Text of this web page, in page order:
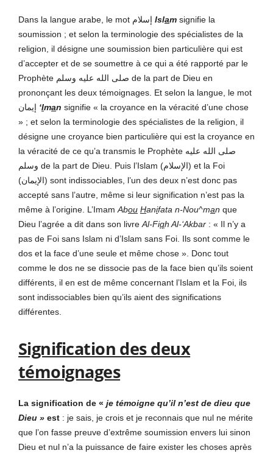
Islam signifie la
soumission ; et selon la terminologie des spécialistes de la
religion, il désigne une soumission bien particulière qui est
d’accepter et de se soumettre à ce qui a été rapporté par le
Prophète صلى الله عليه وسلم de la part de Dieu en
prononçant les deux témoignages. Et selon la langue, le mot
‘Iman signifie « la croyance en la véracité d’une chose
» ; et selon la terminologie des spécialistes de la religion, il
désigne une croyance bien particulière qui est la croyance en
la véracité de ce qu’a transmis le Prophète صلى الله عليه
وسلم de la part de Dieu. Puis l’Islam (الإسلام) et la Foi
(الإيمان) sont indissociables, l’un des deux n’est donc pas
accepté sans l’autre, même si leur signification n’est pas la
même à l’origine. L’Imam Abou Hanifata n-Nou^man que
Dieu l’agrée a dit dans son livre Al-Fiqh Al-‘Akbar : « Il n’y a
pas de Foi sans Islam ni d’Islam sans Foi. Ils sont comme le
dos et la face d’une seule et même chose ». Donc tout
comme le dos ne se dissocie pas de la face bien qu’ils soient
différents, il en est de même concernant l’Islam et la Foi, ils
sont indissociables bien qu’ils aient des significations
différentes.
Signification des deux
témoignages
La signification de « je témoigne qu’il n’est de dieu que
Dieu » est : je sais, je crois et je reconnais que nul ne mérite
que l’on fasse preuve d’extrême soumission envers lui sinon
Dieu et nul n’a la puissance de faire exister les choses après